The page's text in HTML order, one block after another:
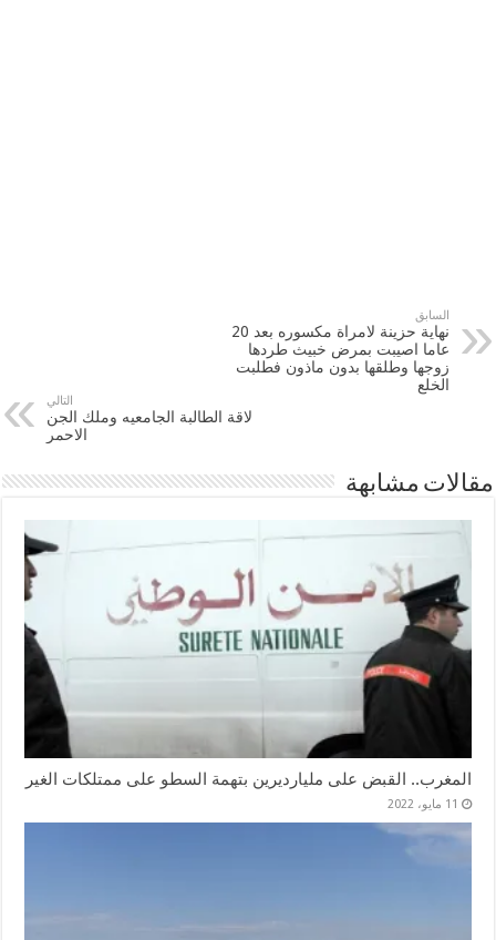
السابق
نهاية حزينة لامراة مكسوره بعد 20
عاما اصيبت بمرض خبيث طردها
زوجها وطلقها بدون ماذون فطلبت
الخلع
التالي
لاقة الطالبة الجامعيه وملك الجن
الاحمر
مقالات مشابهة
المغرب.. القبض على مليارديرين بتهمة السطو على ممتلكات الغير
11 مايو، 2022